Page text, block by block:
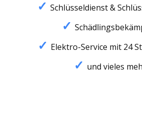
Schlüsseldienst &
Elektro-Service mit 24
und vieles